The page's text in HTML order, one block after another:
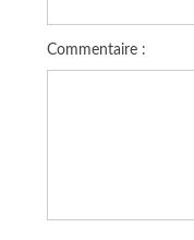
Commentaire :